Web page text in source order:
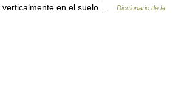
verticalmente en el suelo …
Diccionario de la